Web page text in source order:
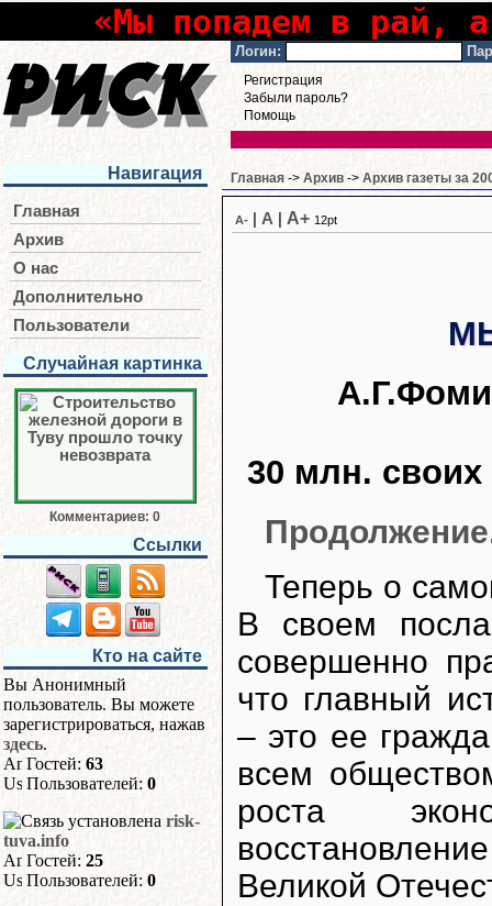
«Мы попадем в рай,
Логин:
Регистрация
Забыли пароль?
Помощь
Навигация
Главная
Архив
О нас
Дополнительно
Пользователи
Случайная картинка
Комментариев: 0
Ссылки
Кто на сайте
Вы Анонимный
пользователь. Вы можете
зарегистрироваться, нажав
здесь.
Гостей: 63
Пользователей: 0
risk-
tuva.info
Гостей: 25
Пользователей: 0
Главная -> Архив -> Архив газеты за
A- A A+ 12pt
30 млн. своих
Теперь о
В своем
совершенно
что главный
– это ее
всем
роста
Великой